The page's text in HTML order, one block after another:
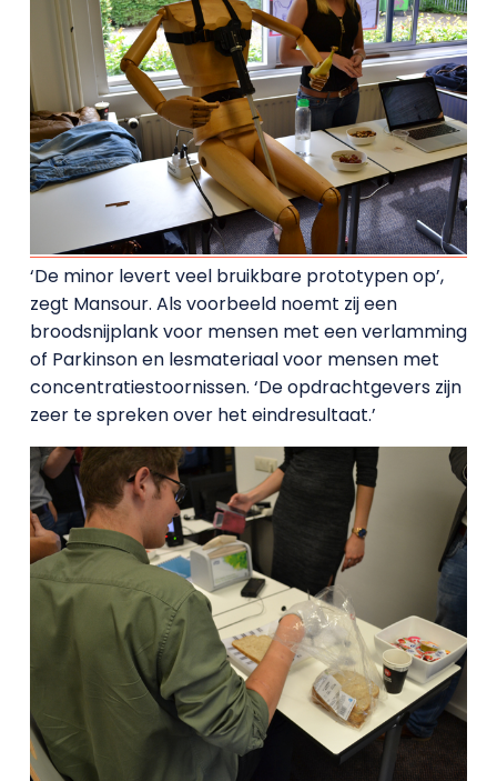
‘De minor levert veel bruikbare prototypen op’,
zegt Mansour. Als voorbeeld noemt zij een
broodsnijplank voor mensen met een verlamming
of Parkinson en lesmateriaal voor mensen met
concentratiestoornissen. ‘De opdrachtgevers zijn
zeer te spreken over het eindresultaat.’